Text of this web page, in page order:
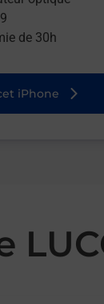
de 30h
iPhone